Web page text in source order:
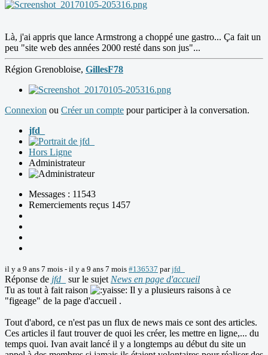
Là, j'ai appris que lance Armstrong a choppé une gastro... Ça fait un
peu "site web des années 2000 resté dans son jus"...
Région Grenobloise, GillesF78
Connexion ou Créer un compte pour participer à la conversation.
jfd_
Hors Ligne
Administrateur
Messages : 11543
Remerciements reçus 1457
il y a 9 ans 7 mois - il y a 9 ans 7 mois #136537 parjfd_
Réponse de jfd_ sur le sujet News en page d'accueil
Tu as tout à fait raison
Il y a plusieurs raisons à ce
"figeage" de la page d'accueil .
Tout d'abord, ce n'est pas un flux de news mais ce sont des articles.
Ces articles il faut trouver de quoi les créer, les mettre en ligne,... du
temps quoi. Ivan avait lancé il y a longtemps au début du site un